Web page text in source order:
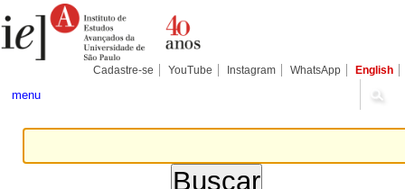
para
conteúdo.
Pessoais
Cadastre-se YouTube Instagram WhatsApp English
menu